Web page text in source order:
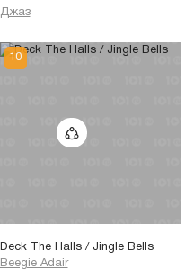
Джаз
Deck The Halls / Jingle Bells
Beegie Adair